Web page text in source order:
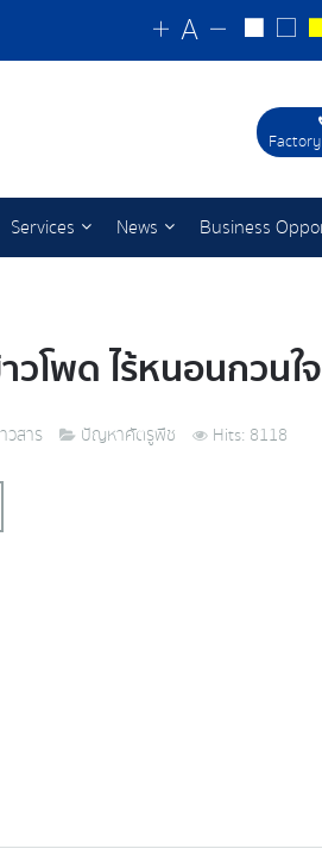
Services News Business
วโพด ไร้หนอนกวนใจ
วสาร ปัญหาศัตรูพืช Hits: 8118